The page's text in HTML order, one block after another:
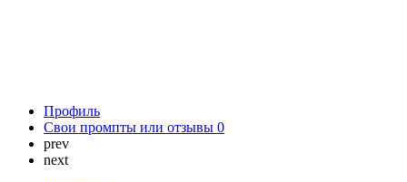
Профиль
Свои промпты или отзывы 0
prev
next